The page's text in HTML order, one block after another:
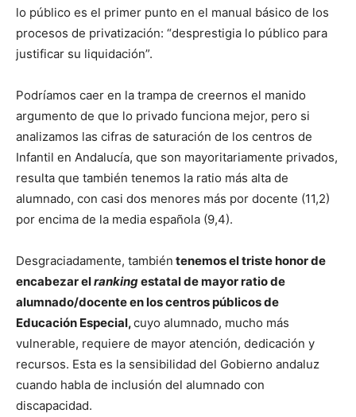
lo público es el primer punto en el manual básico de los
procesos de privatización: “desprestigia lo público para
justificar su liquidación”.
Podríamos caer en la trampa de creernos el manido
argumento de que lo privado funciona mejor, pero si
analizamos las cifras de saturación de los centros de
Infantil en Andalucía, que son mayoritariamente privados,
resulta que también tenemos la ratio más alta de
alumnado, con casi dos menores más por docente (11,2)
por encima de la media española (9,4).
Desgraciadamente, también tenemos el triste honor de
encabezar elrankingestatal de mayor ratio de
alumnado/docente en los centros públicos de
Educación Especial,cuyo alumnado, mucho más
vulnerable, requiere de mayor atención, dedicación y
recursos. Esta es la sensibilidad del Gobierno andaluz
cuando habla de inclusión del alumnado con
discapacidad.